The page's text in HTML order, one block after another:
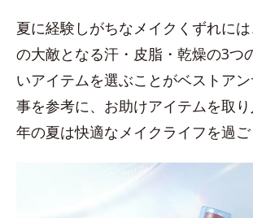
夏に経験しがちなメイクくずれに
の大敵となる汗・皮脂・乾燥の3つ
いアイテムを選ぶことがベストア
事を参考に、お助けアイテムを取
年の夏は快適なメイクライフを過ご